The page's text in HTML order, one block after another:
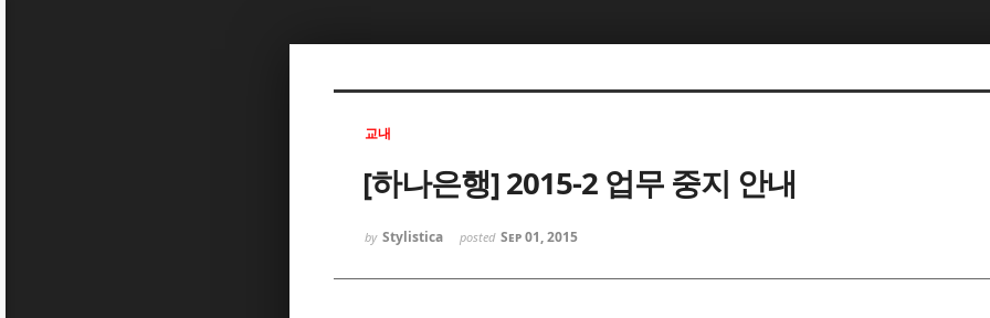
교내
[하나은행] 2015-2 업무 중지 안내
by Stylistica posted Sep 01, 2015
Sketchbook5, 스케치북5
Sketchbook5, 스케치북5